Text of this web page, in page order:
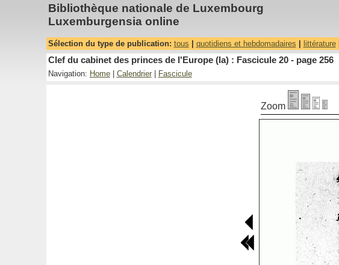
Bibliothèque nationale de Luxembourg
Luxemburgensia online
Sélection du type de publication: tous quotidiens et hebdomadaires littérature|
Clef du cabinet des princes de l'Europe (la) : Fascicule 20 - page 256
Navigation: Home| Calendrier| Fascicule
Zoom